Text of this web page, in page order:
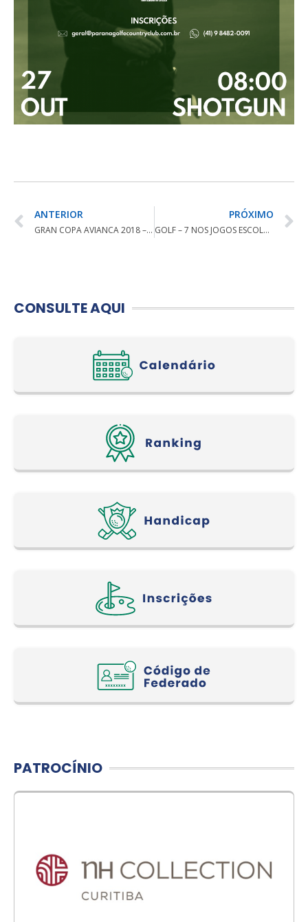
ANTERIOR
GRAN COPA AVIANCA 2018 – WISH GOLF RESORT
PRÓXIMO
GOLF – 7 NOS JOGOS ESCOLARES PARADESPORTIVOS DE CURITIBA
CONSULTE AQUI
PATROCÍNIO